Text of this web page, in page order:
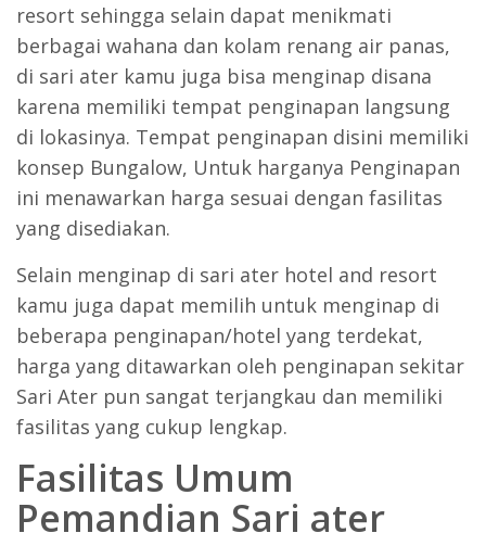
resort sehingga selain dapat menikmati
berbagai wahana dan kolam renang air panas,
di sari ater kamu juga bisa menginap disana
karena memiliki tempat penginapan langsung
di lokasinya. Tempat penginapan disini memiliki
konsep Bungalow, Untuk harganya Penginapan
ini menawarkan harga sesuai dengan fasilitas
yang disediakan.
Selain menginap di sari ater hotel and resort
kamu juga dapat memilih untuk menginap di
beberapa penginapan/hotel yang terdekat,
harga yang ditawarkan oleh penginapan sekitar
Sari Ater pun sangat terjangkau dan memiliki
fasilitas yang cukup lengkap.
Fasilitas Umum
Pemandian Sari ater